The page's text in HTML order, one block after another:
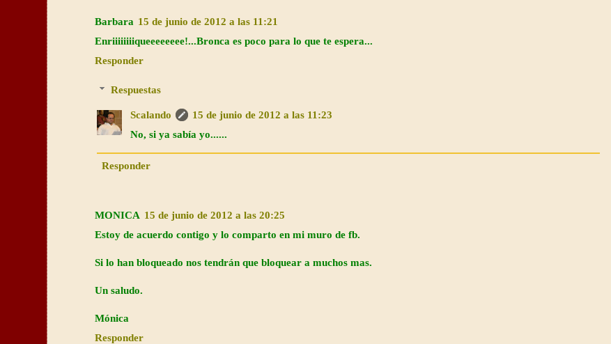
Barbara 15 de junio de 2012 a las 11:21
Enriiiiiiiiqueeeeeeee!...Bronca es poco para lo que te espera...
Responder
Respuestas
Scalando
15 de junio de 2012 a las 11:23
No, si ya sabía yo......
Responder
MONICA 15 de junio de 2012 a las 20:25
Estoy de acuerdo contigo y lo comparto en mi muro de fb.
Si lo han bloqueado nos tendrán que bloquear a muchos mas.
Un saludo.
Mónica
Responder